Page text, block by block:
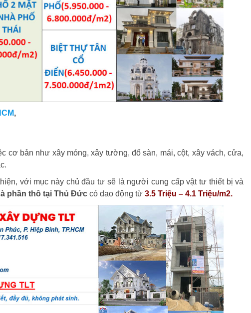
,
cơ bản như xây móng, xây tường, đổ sàn, mái, cột, xây vách, cửa,
với mục này chủ đầu tư sẽ là người cung cấp vật tư thiết bị và
phần thô tại Thủ Đức có dao động từ 3.5 Triệu – 4.1 Triệu/m2.